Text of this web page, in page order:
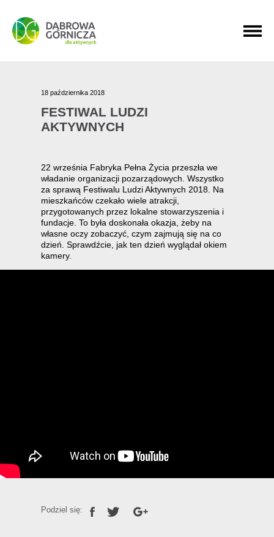
PRZEJDŹ DO MENU GŁÓWNEGO
PRZEJDŹ DO WYSZUKIWARKI
PRZEJDŹ DO TREŚCI
18 października 2018
FESTIWAL LUDZI
AKTYWNYCH
22 września Fabryka Pełna Życia przeszła we
władanie organizacji pozarządowych. Wszystko
za sprawą Festiwalu Ludzi Aktywnych 2018. Na
mieszkańców czekało wiele atrakcji,
przygotowanych przez lokalne stowarzyszenia i
fundacje. To była doskonała okazja, żeby na
własne oczy zobaczyć, czym zajmują się na co
dzień. Sprawdźcie, jak ten dzień wyglądał okiem
kamery.
Podziel się: